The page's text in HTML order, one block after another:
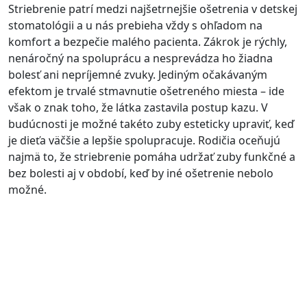
Striebrenie patrí medzi najšetrnejšie ošetrenia v detskej
stomatológii a u nás prebieha vždy s ohľadom na
komfort a bezpečie malého pacienta. Zákrok je rýchly,
nenáročný na spoluprácu a nesprevádza ho žiadna
bolesť ani nepríjemné zvuky. Jediným očakávaným
efektom je trvalé stmavnutie ošetreného miesta – ide
však o znak toho, že látka zastavila postup kazu. V
budúcnosti je možné takéto zuby esteticky upraviť, keď
je dieťa väčšie a lepšie spolupracuje. Rodičia oceňujú
najmä to, že striebrenie pomáha udržať zuby funkčné a
bez bolesti aj v období, keď by iné ošetrenie nebolo
možné.